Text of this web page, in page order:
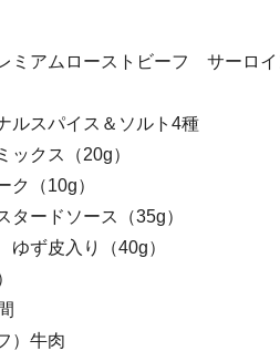
ムローストビーフ サーロイ
イス＆ソルト4種
（20g）
10g）
ソース（35g）
入り（40g）
）牛肉